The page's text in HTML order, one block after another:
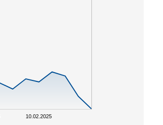
10.02.2025